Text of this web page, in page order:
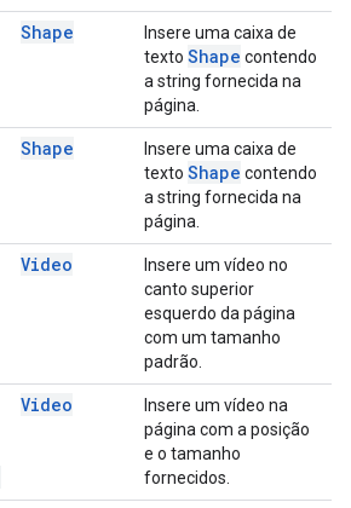
Shape
Insere uma caixa de
texto Shape contendo
a string fornecida na
página.
Shape
Insere uma caixa de
texto Shape contendo
a string fornecida na
página.
Video
Insere um vídeo no
canto superior
esquerdo da página
com um tamanho
padrão.
Video
Insere um vídeo na
página com a posição
e o tamanho
fornecidos.